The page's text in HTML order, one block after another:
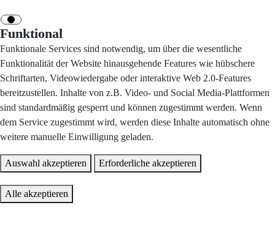
Funktional
Funktionale Services sind notwendig, um über die wesentliche
Funktionalität der Website hinausgehende Features wie hübschere
Schriftarten, Videowiedergabe oder interaktive Web 2.0-Features
bereitzustellen. Inhalte von z.B. Video- und Social Media-Plattformen
sind standardmäßig gesperrt und können zugestimmt werden. Wenn
dem Service zugestimmt wird, werden diese Inhalte automatisch ohne
weitere manuelle Einwilligung geladen.
Auswahl akzeptieren Erforderliche akzeptieren
Alle akzeptieren